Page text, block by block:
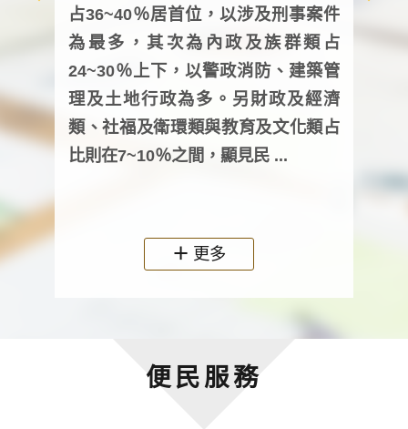
占36~40％居首位，以涉及刑事案件
為最多，其次為內政及族群類占
24~30％上下，以警政消防、建築管
理及土地行政為多。另財政及經濟
類、社福及衛環類與教育及文化類占
比則在7~10％之間，顯見民 ...
均每
人
更多
便民服務